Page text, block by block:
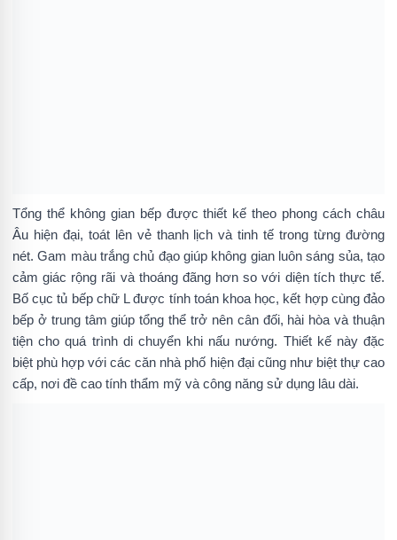
Tổng thể không gian bếp được thiết kế theo phong cách châu
Âu hiện đại, toát lên vẻ thanh lịch và tinh tế trong từng đường
nét. Gam màu trắng chủ đạo giúp không gian luôn sáng sủa, tạo
cảm giác rộng rãi và thoáng đãng hơn so với diện tích thực tế.
Bố cục tủ bếp chữ L được tính toán khoa học, kết hợp cùng đảo
bếp ở trung tâm giúp tổng thể trở nên cân đối, hài hòa và thuận
tiện cho quá trình di chuyển khi nấu nướng. Thiết kế này đặc
biệt phù hợp với các căn nhà phố hiện đại cũng như biệt thự cao
cấp, nơi đề cao tính thẩm mỹ và công năng sử dụng lâu dài.